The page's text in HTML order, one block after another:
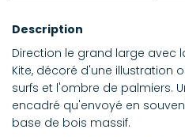
Description
Direction le grand large avec
Kite, décoré d'une illustration
surfs et l'ombre de palmiers.
encadré qu'envoyé en
base de bois massif.